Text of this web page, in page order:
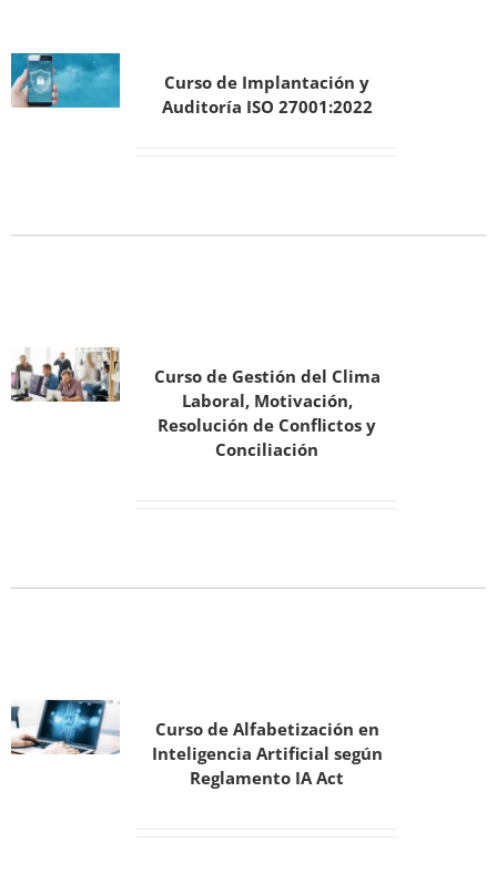
Curso de Implantación y
Auditoría ISO 27001:2022
Curso de Gestión del Clima
Laboral, Motivación,
Resolución de Conflictos y
Conciliación
Curso de Alfabetización en
Inteligencia Artificial según
Reglamento IA Act